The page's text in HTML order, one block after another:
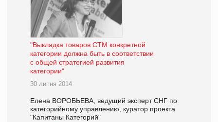
"Выкладка товаров СТМ конкретной
категории должна быть в соответствии
с общей стратегией развития
категории"
30 липня 2014
Елена ВОРОБЬЕВА, ведущий эксперт СНГ по
категорийному управлению, куратор проекта
"Капитаны Категорий"